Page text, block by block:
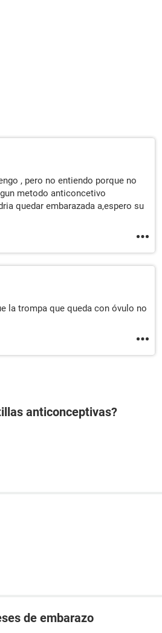
, pero no entiendo porque no
metodo anticoncetivo
quedar embarazada a,espero su
la trompa que queda con óvulo no
anticonceptivas?
de embarazo